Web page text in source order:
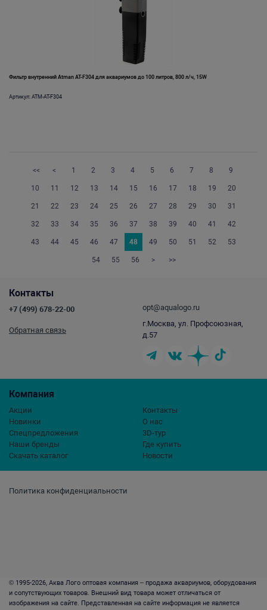
Фильтр внутренний Atman AT-F304 для аквариумов до 100 литров, 800 л/ч, 15W
Артикул: ATM-AT-F304
<< < 1 2 3 4 5 6 7 8 9
10 11 12 13 14 15 16 17 18 19 20
21 22 23 24 25 26 27 28 29 30 31
32 33 34 35 36 37 38 39 40 41 42
43 44 45 46 47 48 49 50 51 52 53
54 55 56 > >>
Политика конфиденциальности
Компания
Акции
Новинки
Спецпредложения
Наши бренды
Скачать каталог
Контакты
О нас
3D-тур
Где купить
Новости
Контакты
+7 (499) 678-22-00
Обратная связь
opt@aqualogo.ru
г.Москва, ул. Профсоюзная,
д.57
© 1995-2026, Аква Лого оптовая компания – продажа аквариумов, оборудования
и сопутствующих товаров. Внешний вид товара может отличаться от
изображения на сайте. Представленная на сайте информация не является